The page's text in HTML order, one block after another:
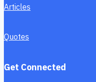
Articles
Quotes
Get Connected